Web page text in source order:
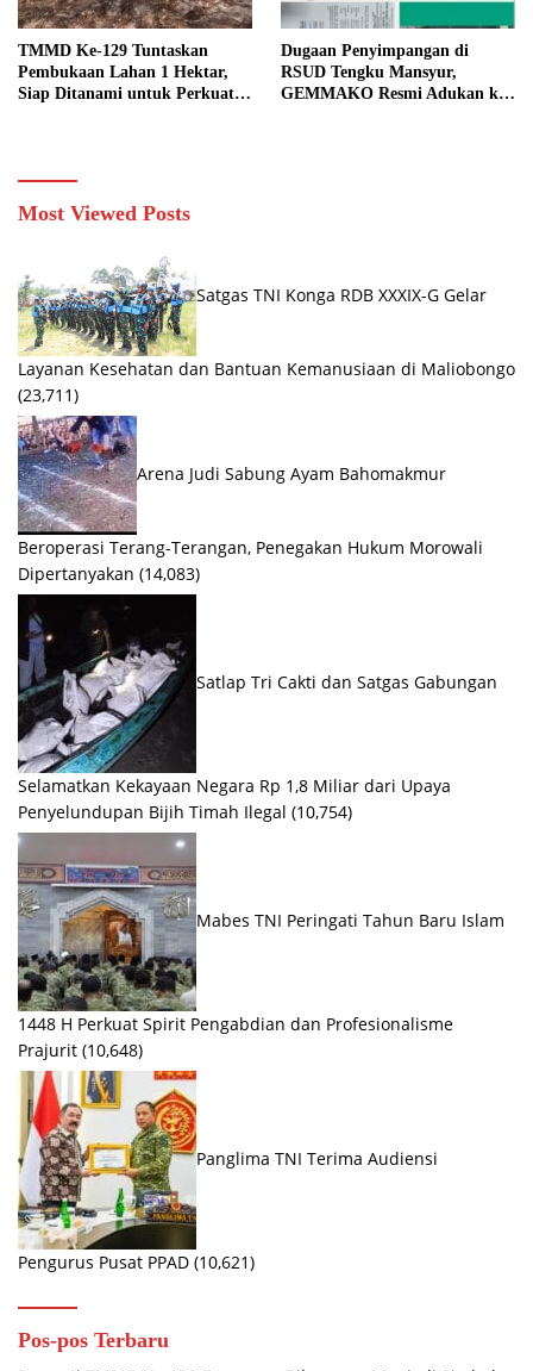
TMMD Ke-129 Tuntaskan
Pembukaan Lahan 1 Hektar,
Siap Ditanami untuk Perkuat
Dugaan Penyimpangan di
RSUD Tengku Mansyur,
GEMMAKO Resmi Adukan ke
Most Viewed Posts
Satgas TNI Konga RDB XXXIX-G Gelar
Layanan Kesehatan dan Bantuan Kemanusiaan di Maliobongo
(23,711)
Arena Judi Sabung Ayam Bahomakmur
Beroperasi Terang-Terangan, Penegakan Hukum Morowali
Dipertanyakan (14,083)
Satlap Tri Cakti dan Satgas Gabungan
Selamatkan Kekayaan Negara Rp 1,8 Miliar dari Upaya
Penyelundupan Bijih Timah Ilegal (10,754)
Mabes TNI Peringati Tahun Baru Islam
1448 H Perkuat Spirit Pengabdian dan Profesionalisme
Prajurit (10,648)
Panglima TNI Terima Audiensi
Pengurus Pusat PPAD (10,621)
Pos-pos Terbaru